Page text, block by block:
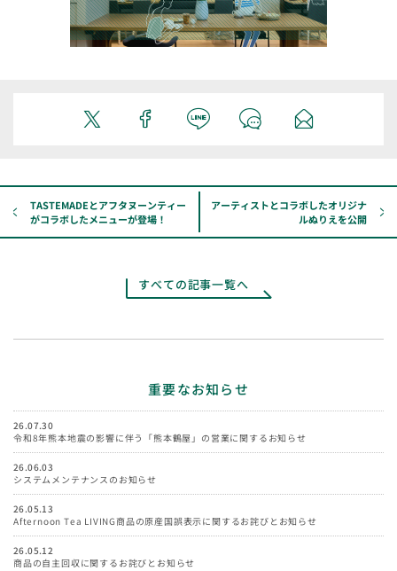
TASTEMADEとアフタヌーンティー
がコラボしたメニューが登場！
アーティストとコラボしたオリジナ
ルぬりえを公開
すべての記事一覧へ
重要なお知らせ
26.07.30
令和8年熊本地震の影響に伴う「熊本鶴屋」の営業に関するお知らせ
26.06.03
システムメンテナンスのお知らせ
26.05.13
Afternoon Tea LIVING商品の原産国誤表示に関するお詫びとお知らせ
26.05.12
商品の自主回収に関するお詫びとお知らせ